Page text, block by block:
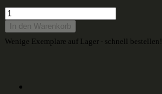
In den Warenkorb
Wenige Exemplare auf Lager - schnell bestellen!